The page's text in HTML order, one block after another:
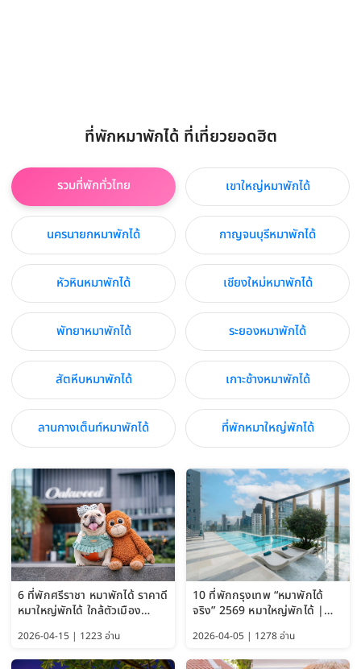
ที่พักหมาพักได้ ที่เที่ยวยอดฮิต
รวมที่พักทั่วไทย เขาใหญ่หมาพักได้
นครนายกหมาพักได้ กาญจนบุรีหมาพักได้
หัวหินหมาพักได้ เชียงใหม่หมาพักได้
พัทยาหมาพักได้ ระยองหมาพักได้
สัตหีบหมาพักได้ เกาะช้างหมาพักได้
ลานกางเต็นท์หมาพักได้ ที่พักหมาใหญ่พักได้
6 ที่พักศรีราชา หมาพักได้ ราคาดี
หมาใหญ่พักได้ ใกล้ตัวเมือง
2026-04-15 | 1223 อ่าน
10 ที่พักกรุงเทพ “หมาพักได้
จริง” 2569 หมาใหญ่พักได้ |
Bangkok อัปเดตล่าสุด
2026-04-05 | 1278 อ่าน